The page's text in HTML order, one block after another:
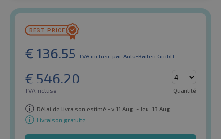
€ 136.55 TVA incluse par Auto-Raifen GmbH
€ 546.20
TVA incluse Quantité
Délai de livraison estimé - v 11 Aug. - Jeu. 13 Aug.
Livraison gratuite